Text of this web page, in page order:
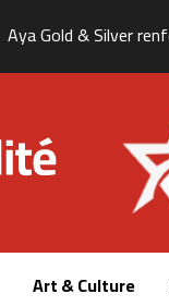
Art & Culture